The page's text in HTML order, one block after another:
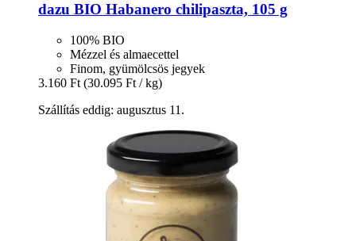
dazu BIO Habanero chilipaszta, 105 g
100% BIO
Mézzel és almaecettel
Finom, gyümölcsös jegyek
3.160 Ft (30.095 Ft / kg)
Szállítás eddig: augusztus 11.